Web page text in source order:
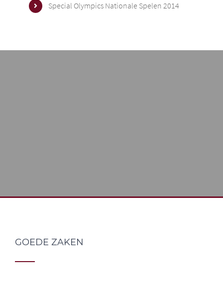
Special Olympics Nationale Spelen 2014
GOEDE ZAKEN